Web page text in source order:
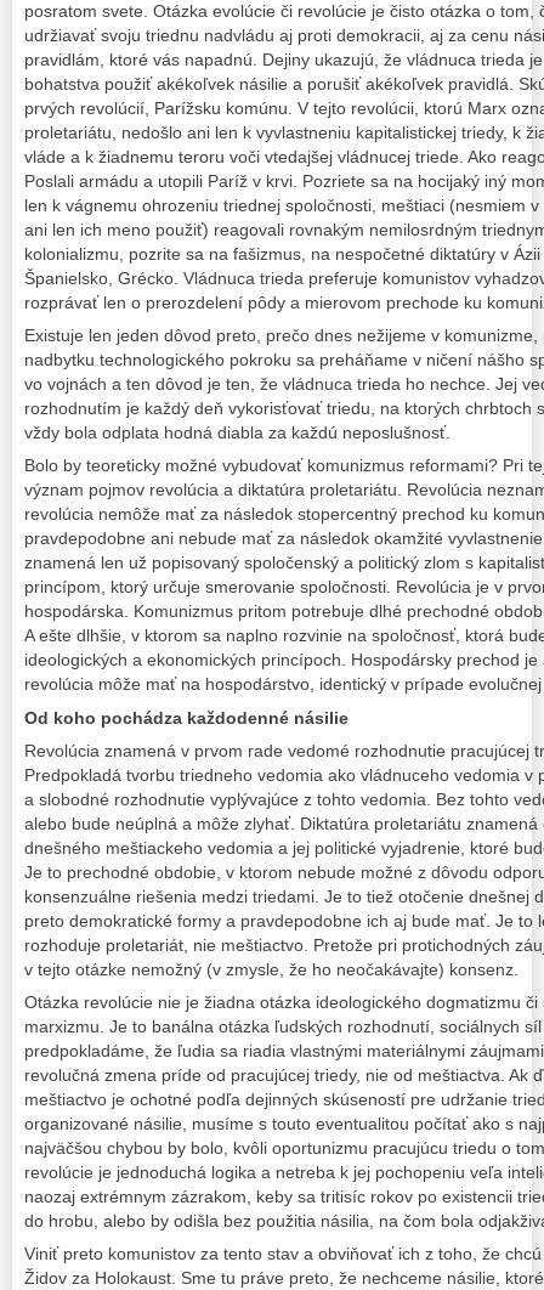
posratom svete. Otázka evolúcie či revolúcie je čisto otázka o tom,
udržiavať svoju triednu nadvládu aj proti demokracii, aj za cenu
pravidlám, ktoré vás napadnú. Dejiny ukazujú, že vládnuca trieda
bohatstva použiť akékoľvek násilie a porušiť akékoľvek pravidlá.
prvých revolúcií, Parížsku komúnu. V tejto revolúcii, ktorú Marx
proletariátu, nedošlo ani len k vyvlastneniu kapitalistickej triedy, k
vláde a k žiadnemu teroru voči vtedajšej vládnucej triede. Ako
Poslali armádu a utopili Paríž v krvi. Pozriete sa na hocijaký iný
len k vágnemu ohrozeniu triednej spoločnosti, meštiaci (nesmiem
ani len ich meno použiť) reagovali rovnakým nemilosrdným
kolonializmu, pozrite sa na fašizmus, na nespočetné diktatúry v
Španielsko, Grécko. Vládnuca trieda preferuje komunistov
rozprávať len o prerozdelení pôdy a mierovom prechode ku
Existuje len jeden dôvod preto, prečo dnes nežijeme v
nadbytku technologického pokroku sa preháňame v ničení nášho
vo vojnách a ten dôvod je ten, že vládnuca trieda ho nechce. Jej
rozhodnutím je každý deň vykorisťovať triedu, na ktorých chrbtoch
vždy bola odplata hodná diabla za každú neposlušnosť.
Bolo by teoreticky možné vybudovať komunizmus reformami? Pri
význam pojmov revolúcia a diktatúra proletariátu. Revolúcia
revolúcia nemôže mať za následok stopercentný prechod ku
pravdepodobne ani nebude mať za následok okamžité
znamená len už popisovaný spoločenský a politický zlom s
princípom, ktorý určuje smerovanie spoločnosti. Revolúcia je v
hospodárska. Komunizmus pritom potrebuje dlhé prechodné
A ešte dlhšie, v ktorom sa naplno rozvinie na spoločnosť, ktorá
ideologických a ekonomických princípoch. Hospodársky prechod
revolúcia môže mať na hospodárstvo, identický v prípade
Od koho pochádza každodenné násilie
Revolúcia znamená v prvom rade vedomé rozhodnutie pracujúcej
Predpokladá tvorbu triedneho vedomia ako vládnuceho vedomia v
a slobodné rozhodnutie vyplývajúce z tohto vedomia. Bez tohto
alebo bude neúplná a môže zlyhať. Diktatúra proletariátu
dnešného meštiackeho vedomia a jej politické vyjadrenie, ktoré
Je to prechodné obdobie, v ktorom nebude možné z dôvodu
konsenzuálne riešenia medzi triedami. Je to tiež otočenie dnešnej
preto demokratické formy a pravdepodobne ich aj bude mať. Je to
rozhoduje proletariát, nie meštiactvo. Pretože pri protichodných
v tejto otázke nemožný (v zmysle, že ho neočakávajte) konsenz.
Otázka revolúcie nie je žiadna otázka ideologického dogmatizmu
marxizmu. Je to banálna otázka ľudských rozhodnutí, sociálnych
predpokladáme, že ľudia sa riadia vlastnými materiálnymi
revolučná zmena príde od pracujúcej triedy, nie od meštiactva. Ak
meštiactvo je ochotné podľa dejinných skúseností pre udržanie
organizované násilie, musíme s touto eventualitou počítať ako s
najväčšou chybou by bolo, kvôli oportunizmu pracujúcu triedu o
revolúcie je jednoduchá logika a netreba k jej pochopeniu veľa
naozaj extrémnym zázrakom, keby sa tritisíc rokov po existencii
do hrobu, alebo by odišla bez použitia násilia, na čom bola
Viniť preto komunistov za tento stav a obviňovať ich z toho, že
Židov za Holokaust. Sme tu práve preto, že nechceme násilie,